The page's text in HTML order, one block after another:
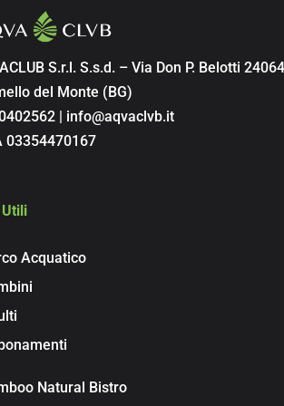
S.r.l. S.s.d. – Via Don P. Belotti 24064
del Monte (BG)
| info@aqvaclvb.it
03354470167
Acquatico
Natural Bistro